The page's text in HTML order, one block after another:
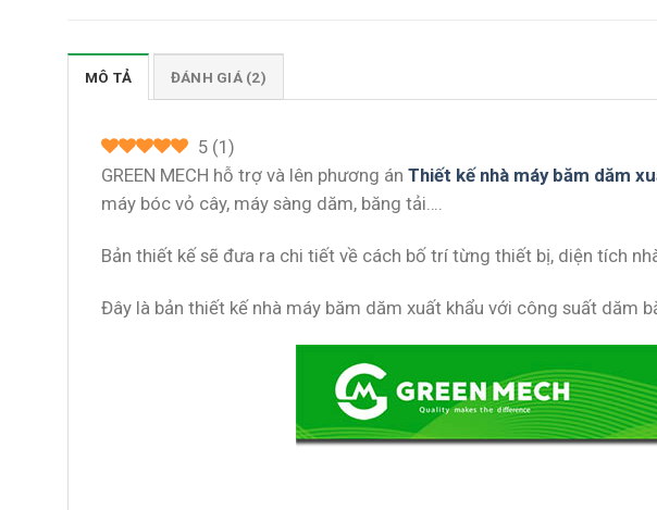
MÔ TẢ ĐÁNH GIÁ (2)
5 (1)
GREEN MECH hỗ trợ và lên phương án Thiết kế nhà máy băm dăm
máy bóc vỏ cây, máy sàng dăm, băng tải….
Bản thiết kế sẽ đưa ra chi tiết về cách bố trí từng thiết bị, diện tích
Đây là bản thiết kế nhà máy băm dăm xuất khẩu với công suất dăm